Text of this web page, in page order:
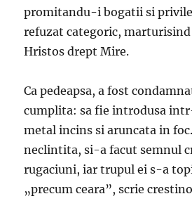
promitandu-i bogatii si
refuzat categoric, marturisind
Hristos drept Mire.
Ca pedeapsa, a fost
cumplita: sa fie introdusa
metal incins si aruncata in
neclintita, si-a facut semnul
rugaciuni, iar trupul ei s-a
„precum ceara”, scrie